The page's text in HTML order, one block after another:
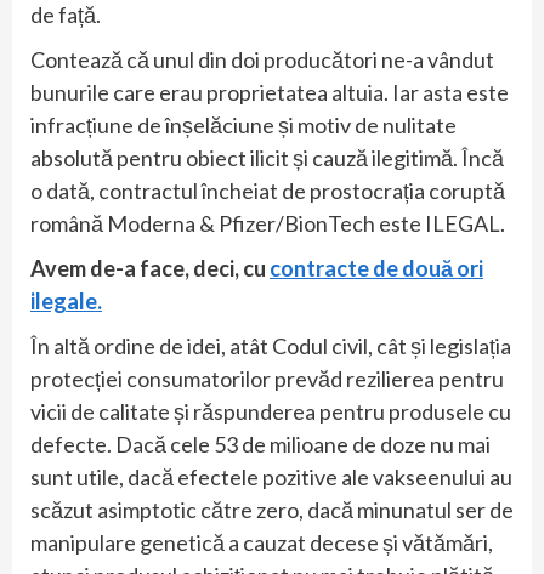
de față.
Contează că unul din doi producători ne-a vândut
bunurile care erau proprietatea altuia. Iar asta este
infracțiune de înșelăciune și motiv de nulitate
absolută pentru obiect ilicit și cauză ilegitimă. Încă
o dată, contractul încheiat de prostocrația coruptă
română Moderna & Pfizer/BionTech este ILEGAL.
Avem de-a face, deci, cu contracte de două ori
ilegale.
În altă ordine de idei, atât Codul civil, cât și legislația
protecției consumatorilor prevăd rezilierea pentru
vicii de calitate și răspunderea pentru produsele cu
defecte. Dacă cele 53 de milioane de doze nu mai
sunt utile, dacă efectele pozitive ale vakseenului au
scăzut asimptotic către zero, dacă minunatul ser de
manipulare genetică a cauzat decese și vătămări,